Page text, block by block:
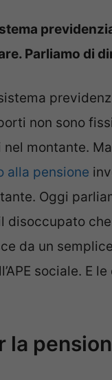
Parliamo di
non sono
montante.
alla pensione
Oggi
disoccupato
da un
sociale. E